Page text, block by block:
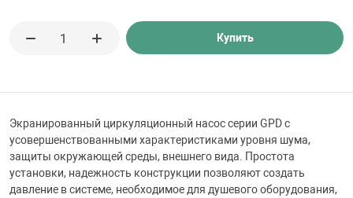
Экранированный циркуляционный насос серии GPD с
усовершенствованными характеристиками уровня шума,
защиты окружающей среды, внешнего вида. Простота
установки, надежность конструкции позволяют создать
давление в системе, необходимое для душевого оборудования,
Купить